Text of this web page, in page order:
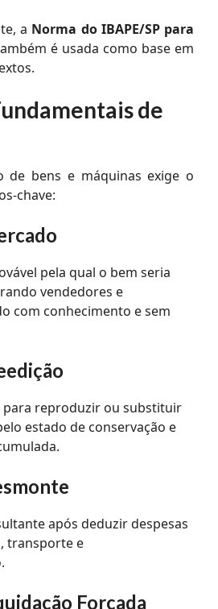
a Norma do IBAPE/SP para
é usada como base em
de
de bens e máquinas exige o
chave:
pela qual o bem seria
vendedores e
com conhecimento e sem
para reproduzir ou substituir
estado de conservação e
após deduzir despesas
transporte e
Forçada